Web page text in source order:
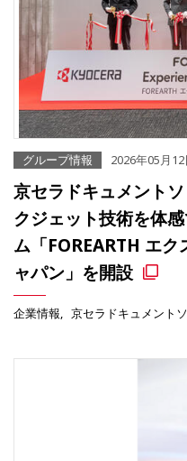
グループ情報 2026年05月12
京セラドキュメント
クジェット技術を体
ム「FOREARTH エ
ャパン」を開設
企業情報 京セラドキュメント